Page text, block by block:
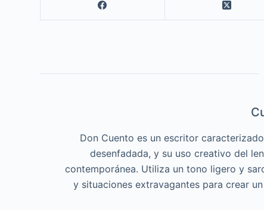
Don Cuento es un escritor
desenfadada, y su uso creativo del
contemporánea. Utiliza un tono ligero y
y situaciones extravagantes para crear